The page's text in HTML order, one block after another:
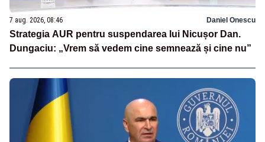
7 aug. 2026, 08:46 Daniel Onescu
Strategia AUR pentru suspendarea lui Nicușor Dan.
Dungaciu: „Vrem să vedem cine semnează și cine nu”